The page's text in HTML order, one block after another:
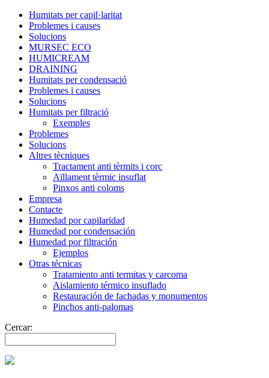
Humitats per capil·laritat
Problemes i causes
Solucions
MURSEC ECO
HUMICREAM
DRAINING
Humitats per condensació
Problemes i causes
Solucions
Humitats per filtració
Exemples
Problemes
Solucions
Altres tècniques
Tractament anti tèrmits i corc
Aïllament tèrmic insuflat
Pinxos anti coloms
Empresa
Contacte
Humedad por capilaridad
Humedad por condensación
Humedad por filtración
Ejemplos
Otras técnicas
Tratamiento anti termitas y carcoma
Aislamiento térmico insuflado
Restauración de fachadas y monumentos
Pinchos anti-palomas
Cercar: